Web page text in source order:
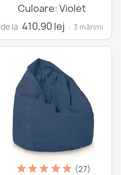
Culoare: Violet
de la 410,90 lej · 3 mărimi
(27)